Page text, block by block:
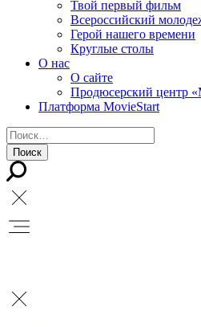
Твой первый фильм
Всероссийский
Герой нашего времени
Круглые столы
О нас
О сайте
Продюсерский центр
Платформа MovieStart